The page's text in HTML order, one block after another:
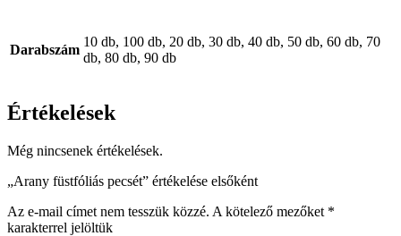
Darabszám
10 db, 100 db, 20 db, 30 db, 40 db, 50 db, 60 db, 70
db, 80 db, 90 db
Értékelések
Még nincsenek értékelések.
„Arany füstfóliás pecsét” értékelése elsőként
Az e-mail címet nem tesszük közzé. A kötelező mezőket *
karakterrel jelöltük